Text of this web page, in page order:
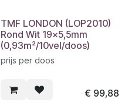
TMF LONDON (LOP2010)
Rond Wit 19x5,5mm
(0,93m²/10vel/doos)
prijs per doos
€ 99,88